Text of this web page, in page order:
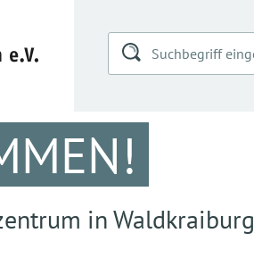
in Waldkraiburg